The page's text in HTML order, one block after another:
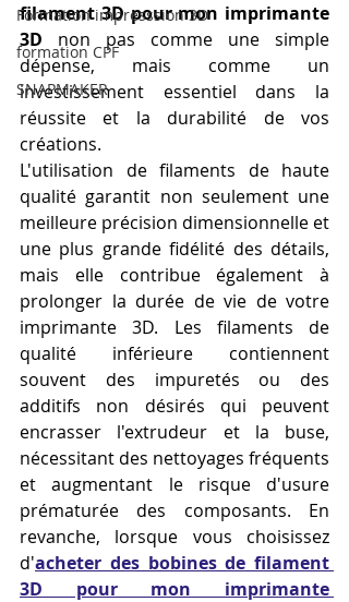
Formation impresssion 3D
formation CPF
SNAPMAKER
filament 3D pour mon imprimante
3D non pas comme une simple
dépense, mais comme un
investissement essentiel dans la
réussite et la durabilité de vos
créations.
L'utilisation de filaments de haute
qualité garantit non seulement une
meilleure précision dimensionnelle et
une plus grande fidélité des détails,
mais elle contribue également à
prolonger la durée de vie de votre
imprimante 3D. Les filaments de
qualité inférieure contiennent
souvent des impuretés ou des
additifs non désirés qui peuvent
encrasser l'extrudeur et la buse,
nécessitant des nettoyages fréquents
et augmentant le risque d'usure
prématurée des composants. En
revanche, lorsque vous choisissez
d'acheter des bobines de filament
3D pour mon imprimante